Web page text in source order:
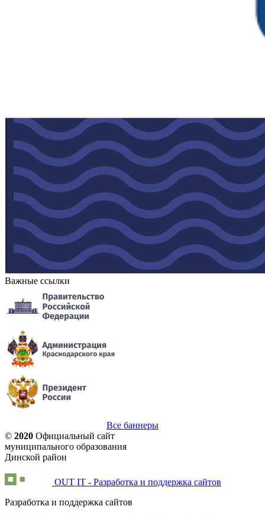
Важные ссылки
Все баннеры
© 2020 Официальный сайт
муниципального образования
Динской район
OUT IT - Разработка и поддержка сайтов
Разработка и поддержка сайтов